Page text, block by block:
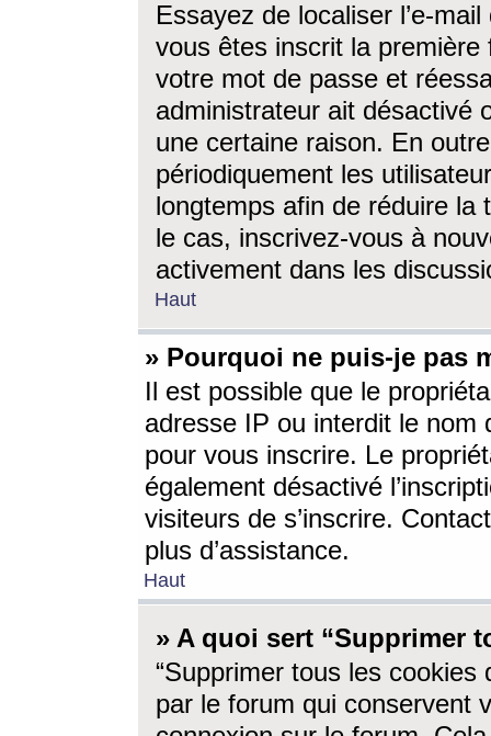
Essayez de localiser l’e-
vous êtes inscrit la première
votre mot de passe et
administrateur ait désactivé
une certaine raison. En
périodiquement les
longtemps afin de réduire la
le cas, inscrivez-vous à
activement dans les
Haut
» Pourquoi ne puis-je pas
Il est possible que le
adresse IP ou interdit le nom
pour vous inscrire. Le
également désactivé
visiteurs de s’inscrire.
plus d’assistance.
Haut
» A quoi sert “Supprimer
“Supprimer tous les cookies
par le forum qui conservent